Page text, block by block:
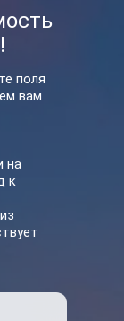
поля
вам
на
к